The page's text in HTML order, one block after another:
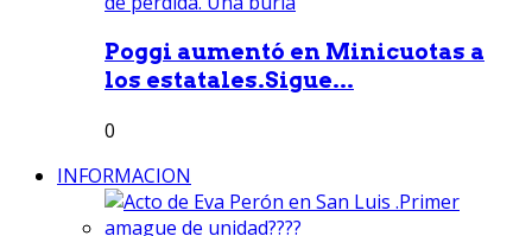
Poggi aumentó en Minicuotas a
los estatales.Sigue...
0
INFORMACION